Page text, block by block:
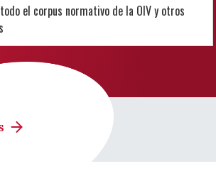
el corpus normativo de la OIV y otros